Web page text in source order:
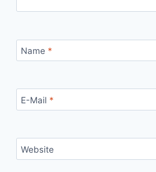
Name *
E-Mail *
Website